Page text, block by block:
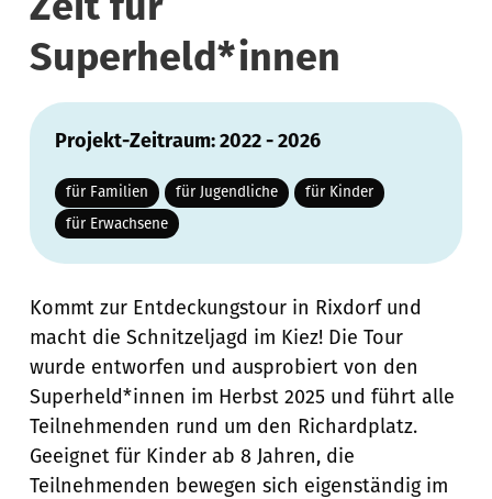
Superheld*innen
Projekt-Zeitraum: 2022 - 2026
für Familien für Jugendliche
für Kinder
für Erwachsene
Kommt zur Entdeckungstour in Rixdorf und
macht die Schnitzeljagd im Kiez! Die Tour
wurde entworfen und ausprobiert von den
Superheld*innen im Herbst 2025 und führt alle
Teilnehmenden rund um den Richardplatz.
Geeignet für Kinder ab 8 Jahren, die
Teilnehmenden bewegen sich eigenständig im